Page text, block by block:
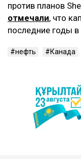
против планов
отмечали, что
последние годы в
нефть Канада